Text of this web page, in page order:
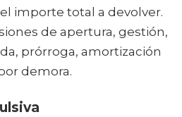
importe total a devolver.
de apertura, gestión,
prórroga, amortización
demora.